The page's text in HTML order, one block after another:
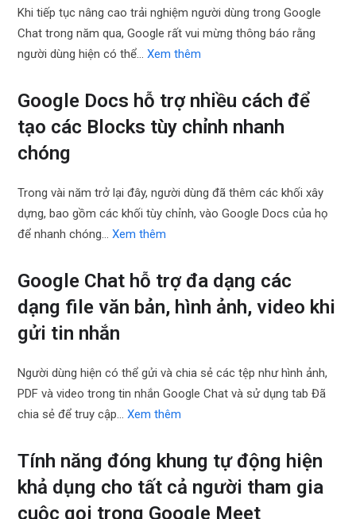
Khi tiếp tục nâng cao trải nghiệm người dùng trong Google
Chat trong năm qua, Google rất vui mừng thông báo rằng
người dùng hiện có thể…Xem thêm
Google Docs hỗ trợ nhiều cách để
tạo các Blocks tùy chỉnh nhanh
chóng
Trong vài năm trở lại đây, người dùng đã thêm các khối xây
dựng, bao gồm các khối tùy chỉnh, vào Google Docs của họ
để nhanh chóng…Xem thêm
Google Chat hỗ trợ đa dạng các
dạng file văn bản, hình ảnh, video khi
gửi tin nhắn
Người dùng hiện có thể gửi và chia sẻ các tệp như hình ảnh,
PDF và video trong tin nhắn Google Chat và sử dụng tab Đã
chia sẻ để truy cập…Xem thêm
Tính năng đóng khung tự động hiện
khả dụng cho tất cả người tham gia
cuộc gọi trong Google Meet